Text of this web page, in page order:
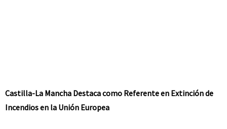
Castilla-La Mancha Destaca como Referente en Extinción de
Incendios en la Unión Europea